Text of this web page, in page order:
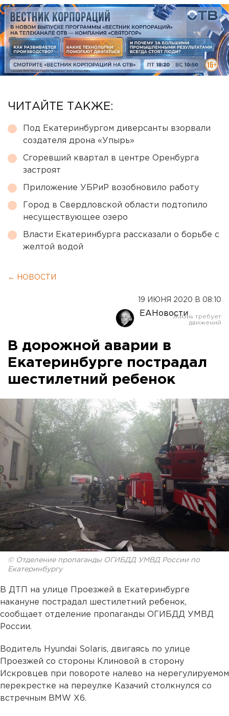
ЧИТАЙТЕ ТАКЖЕ:
Под Екатеринбургом диверсанты взорвали
создателя дрона «Упырь»
Сгоревший квартал в центре Оренбурга
застроят
Приложение УБРиР возобновило работу
Город в Свердловской области подтопило
несуществующее озеро
Власти Екатеринбурга рассказали о борьбе с
желтой водой
← НОВОСТИ
19 ИЮНЯ 2020 В 08:10
ЕАНовости
В дорожной аварии в
Екатеринбурге пострадал
шестилетний ребенок
© Отделение пропаганды ОГИБДД УМВД России по
Екатеринбургу
В ДТП на улице Проезжей в Екатеринбурге
накануне пострадал шестилетний ребенок,
сообщает отделение пропаганды ОГИБДД УМВД
России.
Водитель Hyundai Solaris, двигаясь по улице
Проезжей со стороны Клиновой в сторону
Искровцев при повороте налево на нерегулируемом
перекрестке на переулке Казачий столкнулся со
встречным BMW Х6.